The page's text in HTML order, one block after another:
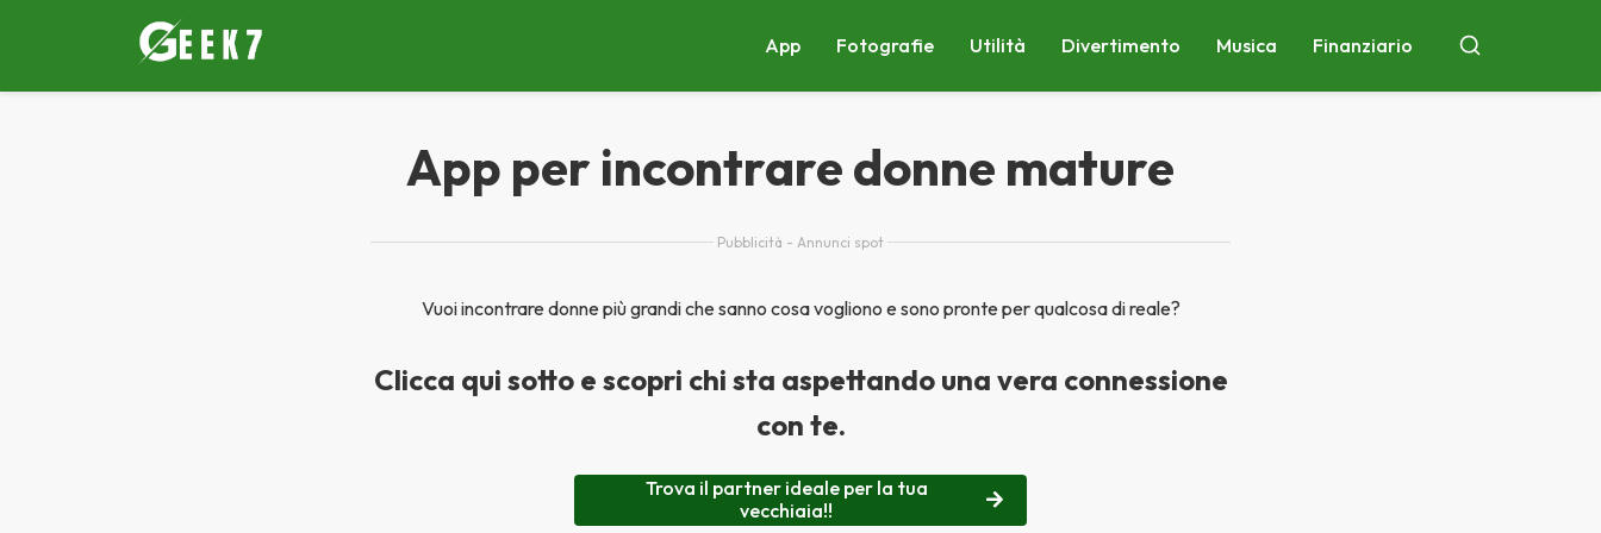
App Fotografie Utilità Divertimento Musica Finanziario Cercare
App per incontrare donne mature
Pubblicità - Annunci spot
Vuoi incontrare donne più grandi che sanno cosa vogliono e sono pronte per qualcosa di reale?
Clicca qui sotto e scopri chi sta aspettando una vera connessione
con te.
Trova il partner ideale per la tua
vecchiaia!!